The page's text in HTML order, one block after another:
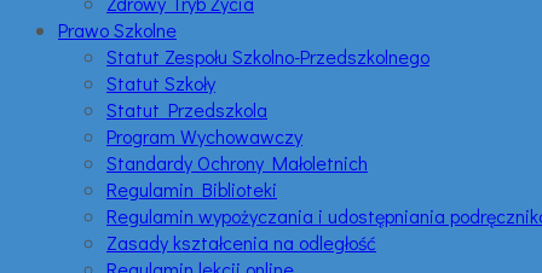
Prawo Szkolne
Statut Zespołu Szkolno-Przedszkolnego
Statut Szkoły
Statut Przedszkola
Program Wychowawczy
Standardy Ochrony Małoletnich
Regulamin Biblioteki
Regulamin wypożyczania i udostępniania
Zasady kształcenia na odległość